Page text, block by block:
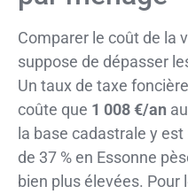
Comparer le coût de la
suppose de dépasser
Un taux de taxe
coûte que 1 008 €/an
la base cadastrale y
de 37 % en Essonne
bien plus élevées. Pour